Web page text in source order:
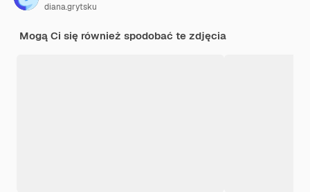
diana.grytsku
Mogą Ci się również spodobać te zdjęcia